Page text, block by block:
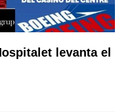
levanta el